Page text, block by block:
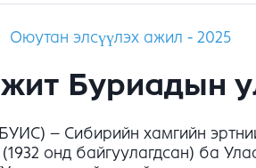
Оюутан элсүүлэх ажил - 2025
Буриадын
– Сибирийн хамгийн
онд байгуулагдсан) ба